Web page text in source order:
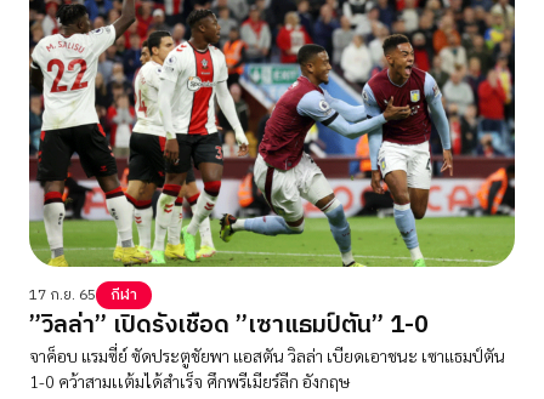
17 ก.ย. 65 กีฬา
”วิลล่า” เปิดรังเชือด ”เซาแธมป์ตัน” 1-0
จาค็อบ แรมซี่ย์ ซัดประตูชัยพา แอสตัน วิลล่า เบียดเอาชนะ เซาแธมป์ตัน
1-0 คว้าสามเเต้มได้สำเร็จ ศึกพรีเมียร์ลีก อังกฤษ